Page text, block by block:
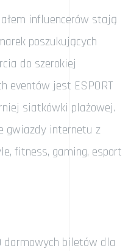
influencerów stają
poszukujących
do szerokiej
eventów jest ESPORT
siatkówki plażowej.
gwiazdy internetu z
fitness, gaming, esport
darmowych biletów dla